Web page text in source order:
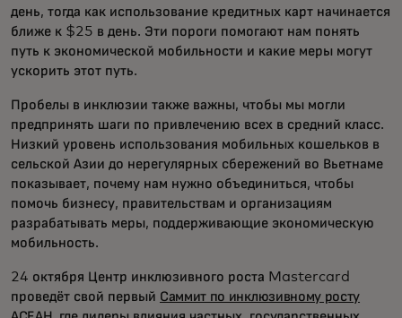
день, тогда как использование кредитных карт начинается
ближе к $25 в день. Эти пороги помогают нам понять
путь к экономической мобильности и какие меры могут
ускорить этот путь.
Пробелы в инклюзии также важны, чтобы мы могли
предпринять шаги по привлечению всех в средний класс.
Низкий уровень использования мобильных кошельков в
сельской Азии до нерегулярных сбережений во Вьетнаме
показывает, почему нам нужно объединиться, чтобы
помочь бизнесу, правительствам и организациям
разрабатывать меры, поддерживающие экономическую
мобильность.
24 октября Центр инклюзивного роста Mastercard
проведёт свой первый Саммит по инклюзивному росту